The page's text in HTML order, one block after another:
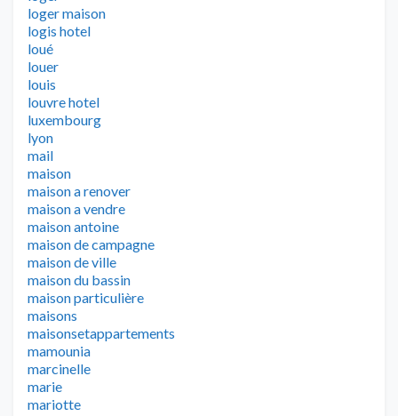
loger maison
logis hotel
loué
louer
louis
louvre hotel
luxembourg
lyon
mail
maison
maison a renover
maison a vendre
maison antoine
maison de campagne
maison de ville
maison du bassin
maison particulière
maisons
maisonsetappartements
mamounia
marcinelle
marie
mariotte